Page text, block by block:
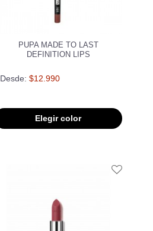
PUPA MADE TO LAST
DEFINITION LIPS
Desde: $12.990
Elegir color